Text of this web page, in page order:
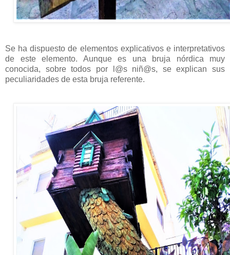
Se ha dispuesto de elementos explicativos e interpretativos
de este elemento. Aunque es una bruja nórdica muy
conocida, sobre todos por l@s niñ@s, se explican sus
peculiaridades de esta bruja referente.